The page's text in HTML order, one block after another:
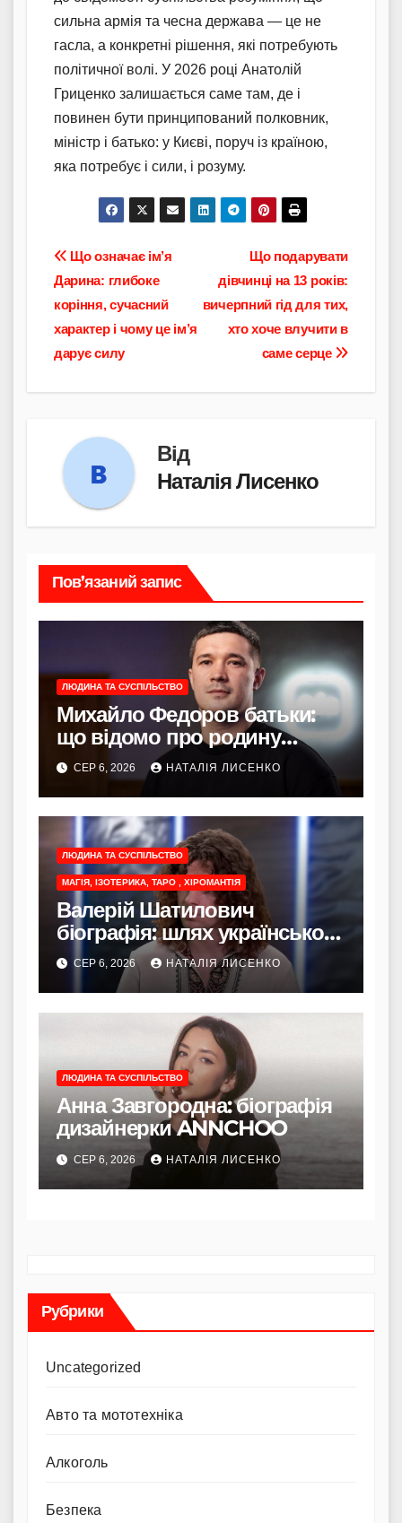
сильна армія та чесна держава — це не
гасла, а конкретні рішення, які потребують
політичної волі. У 2026 році Анатолій
Гриценко залишається саме там, де і
повинен бути принципований полковник,
міністр і батько: у Києві, поруч із країною,
яка потребує і сили, і розуму.
Навігація
записів
Що подарувати
дівчинці на 13 років:
вичерпний гід для тих,
хто хоче влучити в
саме серце
Що означає ім’я
Дарина: глибоке
коріння, сучасний
характер і чому це ім’я
дарує силу
Від
Наталія Лисенко
Пов’язаний запис
ЛЮДИНА ТА СУСПІЛЬСТВО
Михайло Федоров батьки:
що відомо про родину
політика
СЕР 6, 2026 НАТАЛІЯ ЛИСЕНКО
ЛЮДИНА ТА СУСПІЛЬСТВО
МАГІЯ, ІЗОТЕРИКА, ТАРО , ХІРОМАНТІЯ
Валерій Шатилович
біографія: шлях українського
ясновидця
СЕР 6, 2026 НАТАЛІЯ ЛИСЕНКО
ЛЮДИНА ТА СУСПІЛЬСТВО
Анна Завгородна: біографія
дизайнерки ANNCHOO
СЕР 6, 2026 НАТАЛІЯ ЛИСЕНКО
Рубрики
Uncategorized
Авто та мототехніка
Алкоголь
Безпека